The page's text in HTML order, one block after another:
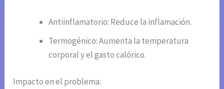
Antiinflamatorio: Reduce la inflamación.
Termogénico: Aumenta la temperatura
corporal y el gasto calórico.
Impacto en el problema: